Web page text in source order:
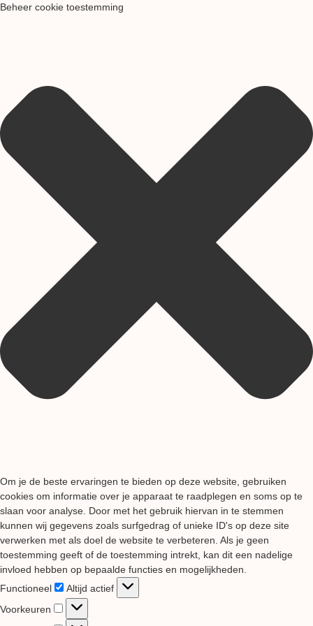
Beheer cookie toestemming
Om je de beste ervaringen te bieden op deze website, gebruiken
cookies om informatie over je apparaat te raadplegen en soms op te
slaan voor analyse. Door met het gebruik hiervan in te stemmen
kunnen wij gegevens zoals surfgedrag of unieke ID's op deze site
verwerken met als doel de website te verbeteren. Als je geen
toestemming geeft of de toestemming intrekt, kan dit een nadelige
invloed hebben op bepaalde functies en mogelijkheden.
Functioneel
Functioneel
Altijd actief
Voorkeuren
Voorkeuren